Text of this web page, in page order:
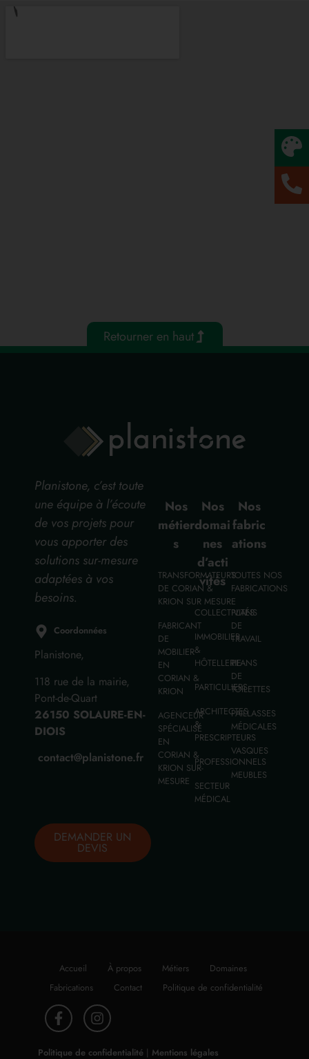
Retourner en haut
Planistone, c’est toute
une équipe à l’écoute
de vos projets pour
vous apporter des
solutions sur-mesure
adaptées à vos
besoins.
Coordonnées
Planistone,
118 rue de la mairie,
Pont-de-Quart
26150 SOLAURE-EN-
DIOIS
contact@planistone.fr
DEMANDER UN
DEVIS
Nos
métier
s
TRANSFORMATEURS
DE CORIAN &
KRION SUR MESURE
FABRICANT
DE
MOBILIER
EN
CORIAN &
KRION
AGENCEUR
SPÉCIALISÉ
EN
CORIAN &
KRION SUR-
MESURE
Nos
domai
nes
d’acti
vités
COLLECTIVITÉS
IMMOBILIER
&
HÔTELLERIE
PARTICULIERS
ARCHITECTES
&
PRESCRIPTEURS
PROFESSIONNELS
SECTEUR
MÉDICAL
Nos
fabric
ations
TOUTES NOS
FABRICATIONS
PLANS
DE
TRAVAIL
PLANS
DE
TOILETTES
PAILLASSES
MÉDICALES
VASQUES
MEUBLES
Accueil À propos Métiers
Domaines
Fabrications
Contact Politique de confidentialité
Politique de confidentialité| Mentions légales